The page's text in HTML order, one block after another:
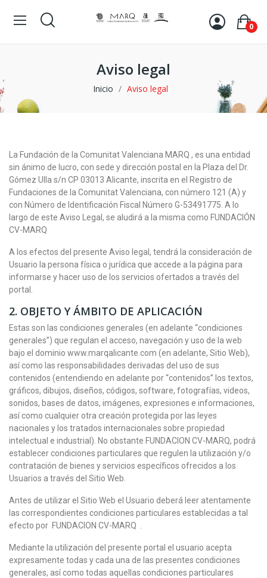
0
Aviso legal
Inicio Aviso legal
La Fundación de la Comunitat Valenciana MARQ , es una entidad
sin ánimo de lucro, con sede y dirección postal en la Plaza del Dr.
Gómez Ulla s/n CP 03013 Alicante, inscrita en el Registro de
Fundaciones de la Comunitat Valenciana, con número 121 (A) y
con Número de Identificación Fiscal Número G-53491775. A lo
largo de este Aviso Legal, se aludirá a la misma como FUNDACIÓN
CV-MARQ
A los efectos del presente Aviso legal, tendrá la consideración de
Usuario la persona física o jurídica que accede a la página para
informarse y hacer uso de los servicios ofertados a través del
portal.
2. OBJETO Y ÁMBITO DE APLICACIÓN
Estas son las condiciones generales (en adelante “condiciones
generales”) que regulan el acceso, navegación y uso de la web
bajo el dominio www.marqalicante.com (en adelante, Sitio Web),
así como las responsabilidades derivadas del uso de sus
contenidos (entendiendo en adelante por “contenidos” los textos,
gráficos, dibujos, diseños, códigos, software, fotografías, videos,
sonidos, bases de datos, imágenes, expresiones e informaciones,
así como cualquier otra creación protegida por las leyes
nacionales y los tratados internacionales sobre propiedad
intelectual e industrial). No obstante FUNDACION CV-MARQ, podrá
establecer condiciones particulares que regulen la utilización y/o
contratación de bienes y servicios específicos ofrecidos a los
Usuarios a través del Sitio Web.
Antes de utilizar el Sitio Web el Usuario deberá leer atentamente
las correspondientes condiciones particulares establecidas a tal
efecto por FUNDACION CV-MARQ .
Mediante la utilización del presente portal el usuario acepta
expresamente todas y cada una de las presentes condiciones
generales, así como todas aquellas condiciones particulares